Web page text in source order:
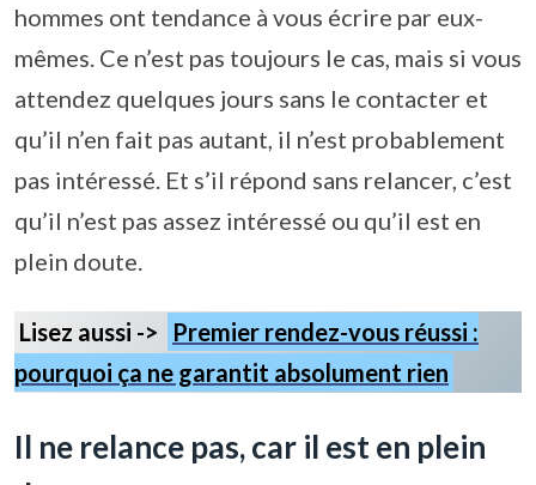
hommes ont tendance à vous écrire par eux-
mêmes. Ce n’est pas toujours le cas, mais si vous
attendez quelques jours sans le contacter et
qu’il n’en fait pas autant, il n’est probablement
pas intéressé. Et s’il répond sans relancer, c’est
qu’il n’est pas assez intéressé ou qu’il est en
plein doute.
Lisez aussi ->
Premier rendez-vous réussi :
pourquoi ça ne garantit absolument rien
Il ne relance pas, car il est en plein